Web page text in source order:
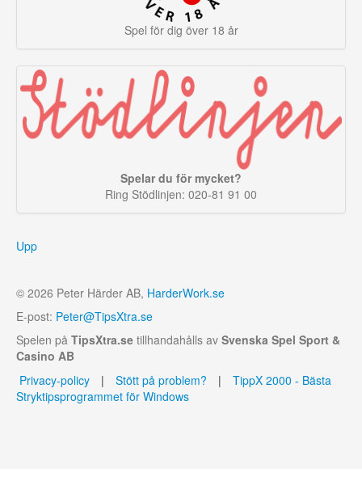
Spel för dig över 18 år
Spelar du för mycket?
Ring Stödlinjen: 020-81 91 00
Upp
© 2026 Peter Härder AB, HarderWork.se
E-post: Peter@TipsXtra.se
Spelen på TipsXtra.se tillhandahålls av Svenska Spel Sport &
Casino AB
Privacy-policy
| Stött på problem? |
TippX 2000 - Bästa
Stryktipsprogrammet för Windows